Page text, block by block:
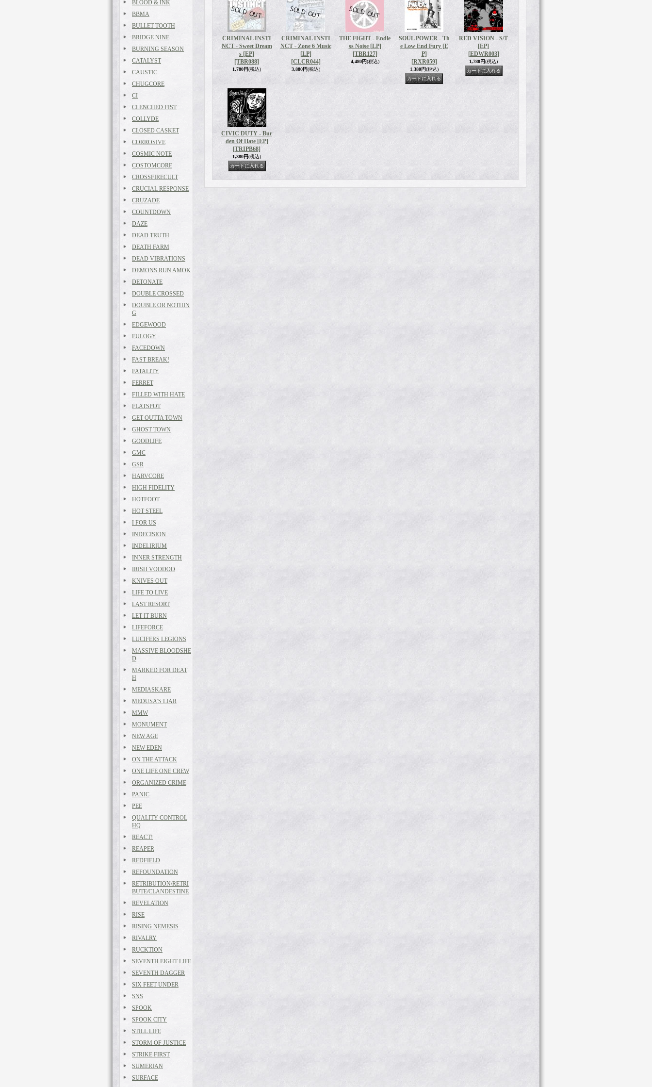
BLOOD & INK
BBMA
BULLET TOOTH
BRIDGE NINE
BURNING SEASON
CATALYST
CAUSTIC
CHUGCORE
CI
CLENCHED FIST
COLLYDE
CLOSED CASKET
CORROSIVE
COSMIC NOTE
COSTOMCORE
CROSSFIRECULT
CRUCIAL RESPONSE
CRUZADE
COUNTDOWN
DAZE
DEAD TRUTH
DEATH FARM
DEAD VIBRATIONS
DEMONS RUN AMOK
DETONATE
DOUBLE CROSSED
DOUBLE OR NOTHIN
G
EDGEWOOD
EULOGY
FACEDOWN
FAST BREAK!
FATALITY
FERRET
FILLED WITH HATE
FLATSPOT
GET OUTTA TOWN
GHOST TOWN
GOODLIFE
GMC
GSR
HARVCORE
HIGH FIDELITY
HOTFOOT
HOT STEEL
I FOR US
INDECISION
INDELIRIUM
INNER STRENGTH
IRISH VOODOO
KNIVES OUT
LIFE TO LIVE
LAST RESORT
LET IT BURN
LIFEFORCE
LUCIFERS LEGIONS
MASSIVE BLOODSHE
D
MARKED FOR DEAT
H
MEDIASKARE
MEDUSA'S LIAR
MMW
MONUMENT
NEW AGE
NEW EDEN
ON THE ATTACK
ONE LIFE ONE CREW
ORGANIZED CRIME
PANIC
PEE
QUALITY CONTROL
HQ
REACT!
REAPER
REDFIELD
REFOUNDATION
RETRIBUTION/RETRI
BUTE/CLANDESTINE
REVELATION
RISE
RISING NEMESIS
RIVALRY
RUCKTION
SEVENTH EIGHT LIFE
SEVENTH DAGGER
SIX FEET UNDER
SNS
SPOOK
SPOOK CITY
STILL LIFE
STORM OF JUSTICE
STRIKE FIRST
SUMERIAN
SURFACE
CRIMINAL INSTI
NCT - Sweet Dream
s [EP]
[TBR088]
1,780円(税込)
CRIMINAL INSTI
NCT - Zone 6 Music
[LP]
[CLCR044]
3,880円(税込)
THE FIGHT - Endle
ss Noise [LP]
[TBR127]
4,480円(税込)
SOUL POWER - Th
e Low End Fury [E
P]
[RXR059]
1,380円(税込)
RED VISION - S/T
[EP]
[EDWR003]
1,780円(税込)
CIVIC DUTY - Bur
den Of Hate [EP]
[TRIPB68]
1,380円(税込)